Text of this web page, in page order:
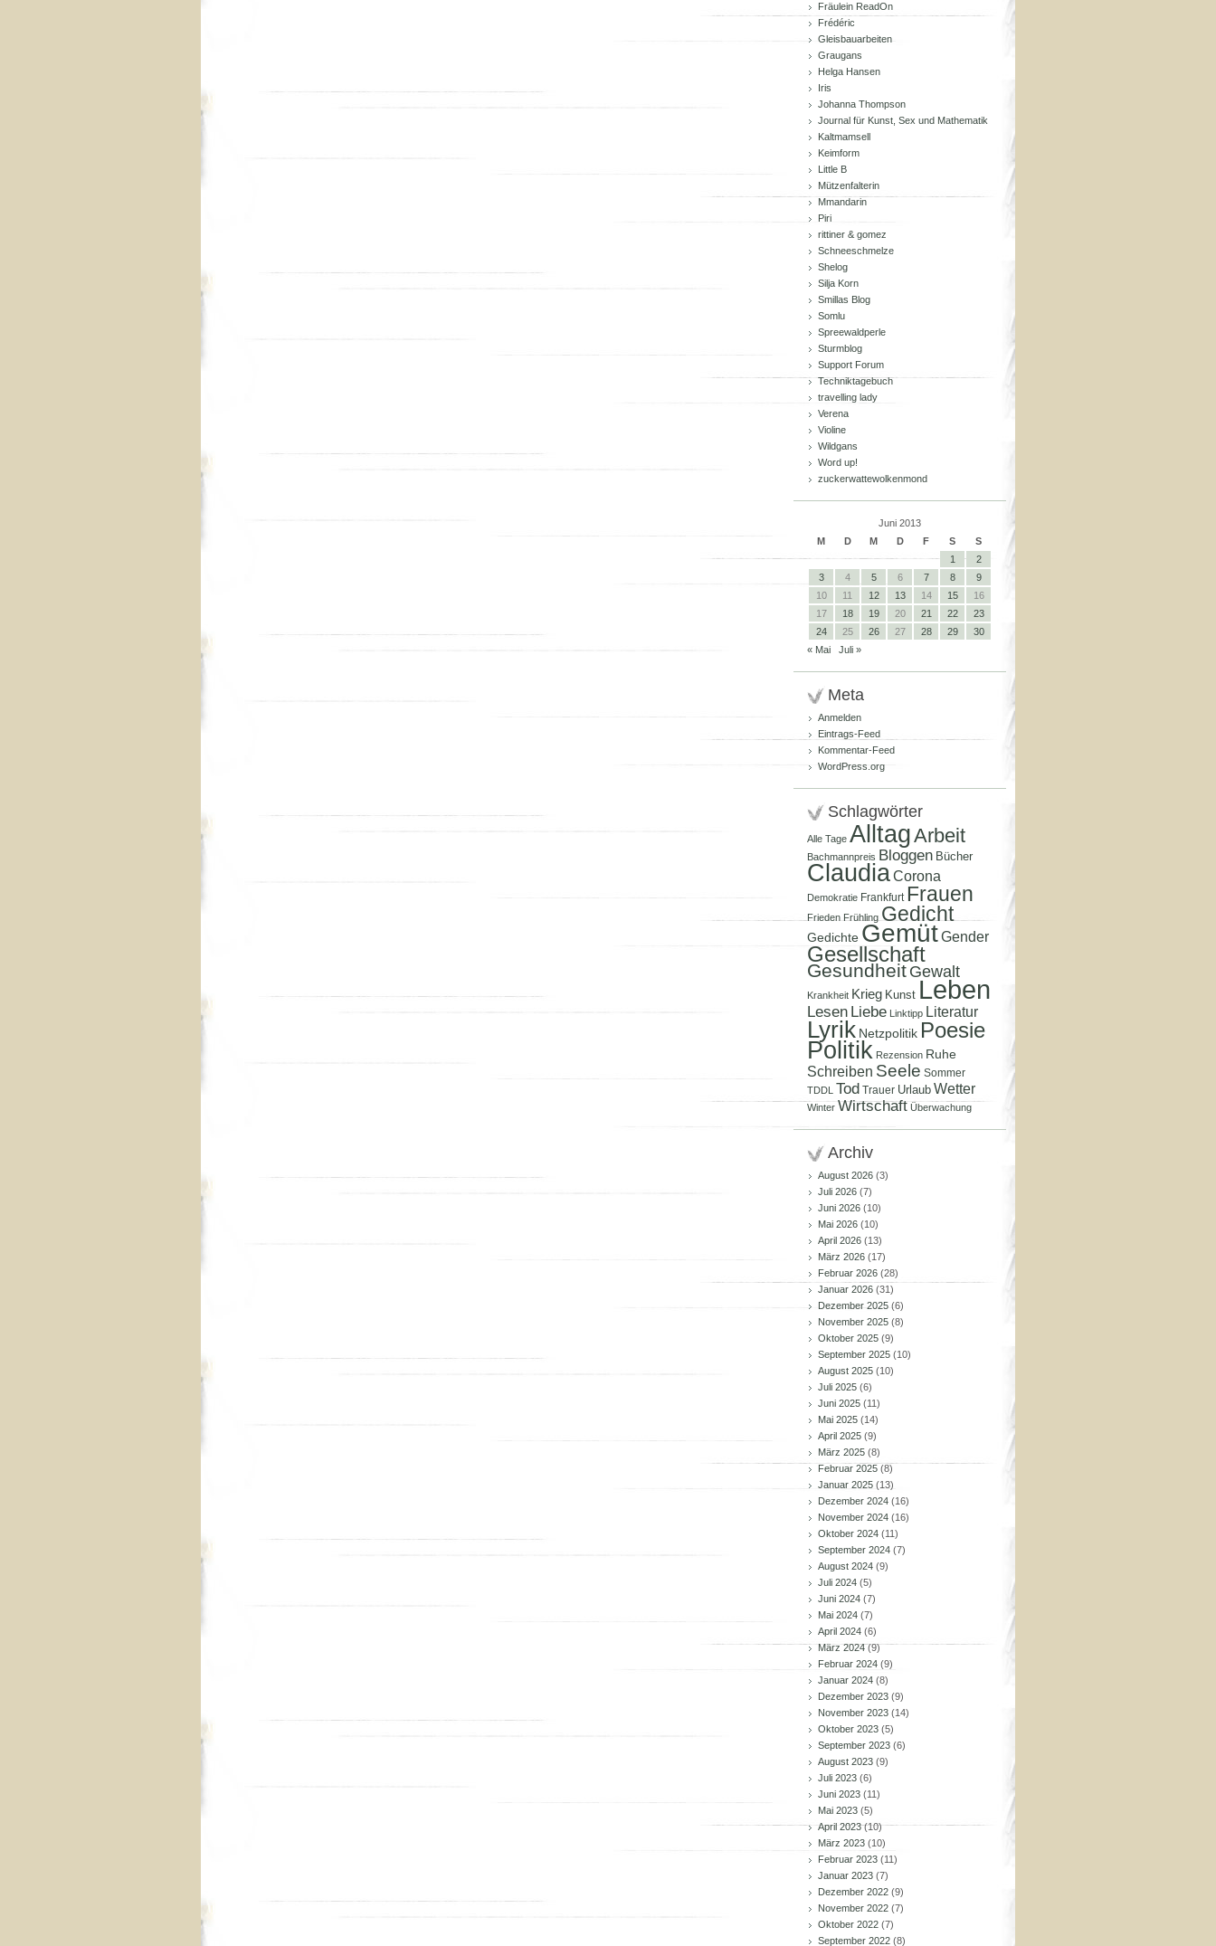
Fräulein ReadOn
Frédéric
Gleisbauarbeiten
Graugans
Helga Hansen
Iris
Johanna Thompson
Journal für Kunst, Sex und Mathematik
Kaltmamsell
Keimform
Little B
Mützenfalterin
Mmandarin
Piri
rittiner & gomez
Schneeschmelze
Shelog
Silja Korn
Smillas Blog
Somlu
Spreewaldperle
Sturmblog
Support Forum
Techniktagebuch
travelling lady
Verena
Violine
Wildgans
Word up!
zuckerwattewolkenmond
Juni 2013
M
D M D F S
S
1
2
3
4 5 6 7 8
9
10
11 12 13 14 15
16
17
18 19 20 21 22
23
24
25 26 27 28 29
30
« Mai
Juli »
Meta
Anmelden
Eintrags-Feed
Kommentar-Feed
WordPress.org
Schlagwörter
Alle Tage AlltagArbeit
Bachmannpreis Bloggen Bücher
ClaudiaCorona
Demokratie Frankfurt Frauen
Frieden Frühling Gedicht
Gedichte GemütGender
Gesellschaft
Gesundheit Gewalt
Krankheit Krieg Kunst Leben
Lesen Liebe Linktipp Literatur
Lyrik Netzpolitik Poesie
Politik Rezension Ruhe
Schreiben Seele Sommer
TDDL Tod Trauer Urlaub Wetter
Winter Wirtschaft Überwachung
Archiv
August 2026 (3)
Juli 2026 (7)
Juni 2026 (10)
Mai 2026 (10)
April 2026 (13)
März 2026 (17)
Februar 2026 (28)
Januar 2026 (31)
Dezember 2025 (6)
November 2025 (8)
Oktober 2025 (9)
September 2025 (10)
August 2025 (10)
Juli 2025 (6)
Juni 2025 (11)
Mai 2025 (14)
April 2025 (9)
März 2025 (8)
Februar 2025 (8)
Januar 2025 (13)
Dezember 2024 (16)
November 2024 (16)
Oktober 2024 (11)
September 2024 (7)
August 2024 (9)
Juli 2024 (5)
Juni 2024 (7)
Mai 2024 (7)
April 2024 (6)
März 2024(9)
Februar 2024 (9)
Januar 2024 (8)
Dezember 2023 (9)
November 2023 (14)
Oktober 2023 (5)
September 2023 (6)
August 2023 (9)
Juli 2023 (6)
Juni 2023 (11)
Mai 2023 (5)
April 2023(10)
März 2023 (10)
Februar 2023 (11)
Januar 2023 (7)
Dezember 2022 (9)
November 2022 (7)
Oktober 2022 (7)
September 2022 (8)